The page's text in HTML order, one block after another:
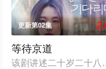
更新第02集
等待京道
该剧讲述二十岁二十八